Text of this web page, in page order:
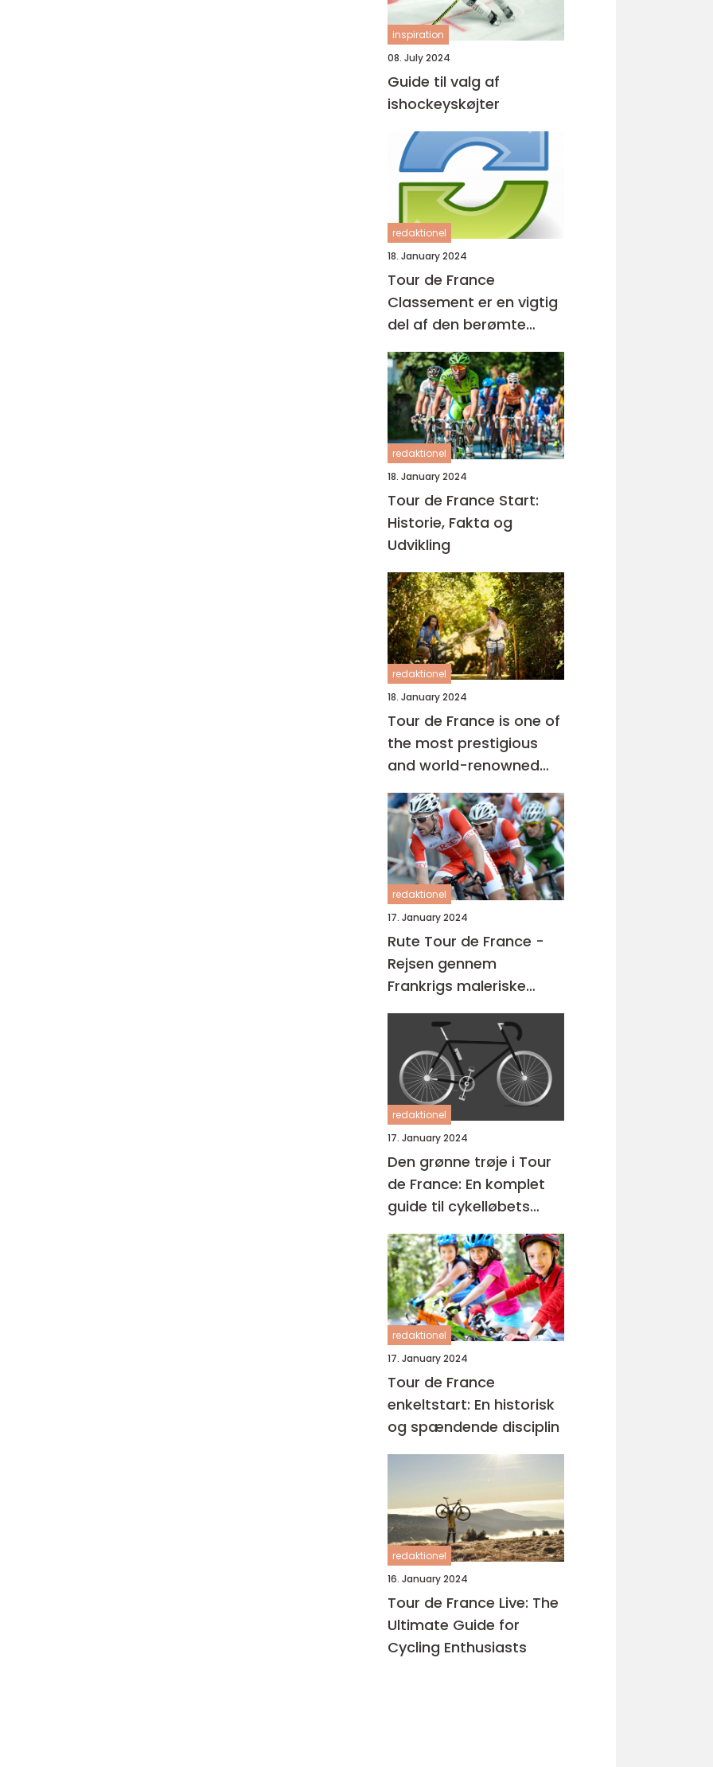
inspiration
08. July 2024
Guide til valg af
ishockeyskøjter
redaktionel
18. January 2024
Tour de France
Classement er en vigtig
del af den berømte
cykelløbsbegivenhed,
Tour de France
redaktionel
18. January 2024
Tour de France Start:
Historie, Fakta og
Udvikling
redaktionel
18. January 2024
Tour de France is one of
the most prestigious
and world-renowned
cycling races that takes
place every year in July
redaktionel
17. January 2024
Rute Tour de France -
Rejsen gennem
Frankrigs maleriske
landskaber
redaktionel
17. January 2024
Den grønne trøje i Tour
de France: En komplet
guide til cykelløbets
mest eftertragtede pris
redaktionel
17. January 2024
Tour de France
enkeltstart: En historisk
og spændende disciplin
redaktionel
16. January 2024
Tour de France Live: The
Ultimate Guide for
Cycling Enthusiasts